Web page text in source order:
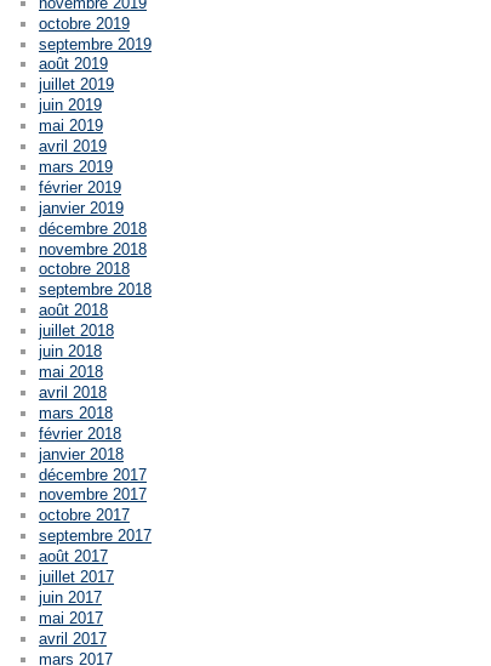
octobre 2019
septembre 2019
août 2019
juillet 2019
juin 2019
mai 2019
avril 2019
mars 2019
février 2019
janvier 2019
décembre 2018
novembre 2018
octobre 2018
septembre 2018
août 2018
juillet 2018
juin 2018
mai 2018
avril 2018
mars 2018
février 2018
janvier 2018
décembre 2017
novembre 2017
octobre 2017
septembre 2017
août 2017
juillet 2017
juin 2017
mai 2017
avril 2017
mars 2017